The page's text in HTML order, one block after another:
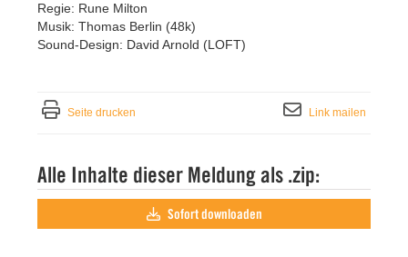
Regie: Rune Milton
Musik: Thomas Berlin (48k)
Sound-Design: David Arnold (LOFT)
Seite drucken Link mailen
Alle Inhalte dieser Meldung als .zip:
Sofort downloaden